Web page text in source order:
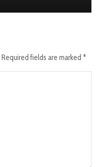
Required fields are marked *